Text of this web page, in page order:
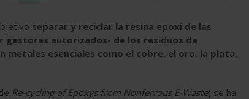
separar y reciclar la resina epoxi de las
gestores autorizados- de los residuos de
metales esenciales como el cobre, el oro, la plata,
Re-cycling of Epoxys from Nonferrous E-Waste) se ha